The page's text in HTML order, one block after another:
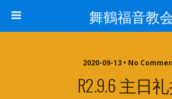
舞鶴福音教
2020-09-13 • No
R2.9.6 主日